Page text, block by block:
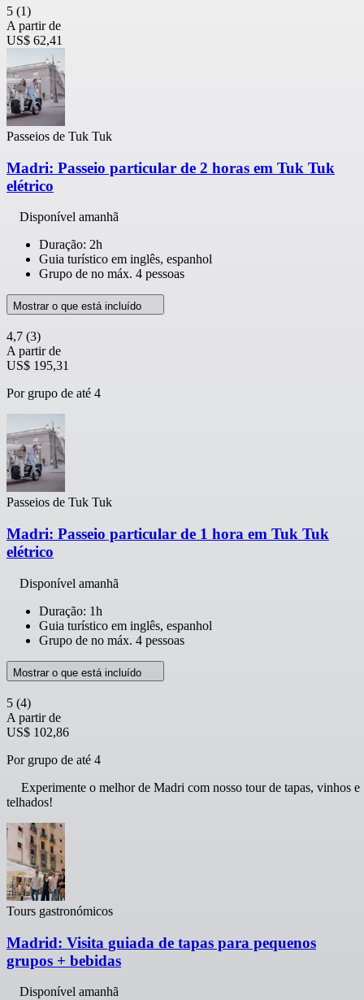
5 (1)
A partir de
US$ 62,41
Passeios de Tuk Tuk
Madri: Passeio particular de 2 horas em Tuk Tuk
elétrico
Disponível amanhã
Duração: 2h
Guia turístico em inglês, espanhol
Grupo de no máx. 4 pessoas
Mostrar o que está incluído
4,7 (3)
A partir de
US$ 195,31
Por grupo de até 4
Passeios de Tuk Tuk
Madri: Passeio particular de 1 hora em Tuk Tuk
elétrico
Disponível amanhã
Duração: 1h
Guia turístico em inglês, espanhol
Grupo de no máx. 4 pessoas
Mostrar o que está incluído
5 (4)
A partir de
US$ 102,86
Por grupo de até 4
Experimente o melhor de Madri com nosso tour de tapas, vinhos e
telhados!
Tours gastronómicos
Madrid: Visita guiada de tapas para pequenos
grupos + bebidas
Disponível amanhã